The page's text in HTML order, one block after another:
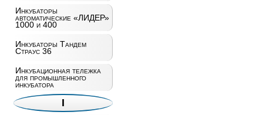
Инкубаторы
автоматические «ЛИДЕР»
1000 и 400
Инкубаторы Тандем
Страус 36
Инкубационная тележка
для промышленного
инкубатора
І